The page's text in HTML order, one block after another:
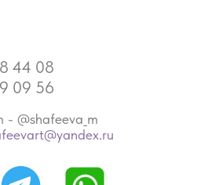
44 08
09 56
- @shafeeva_m